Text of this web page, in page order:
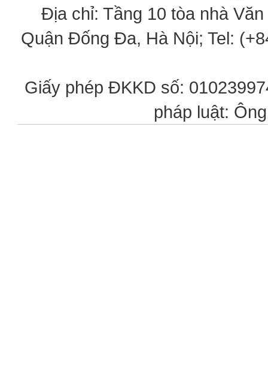
Địa chỉ: Tầng 10 tòa nhà
Quận Đống Đa, Hà Nội; Tel:
Giấy phép ĐKKD số:
pháp luật: